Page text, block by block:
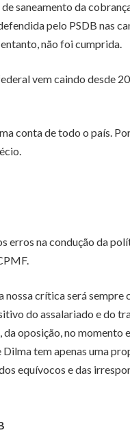
saneamento da
pelo PSDB nas
não foi cumprida.
vem caindo desde
conta de todo o país.
na condução da
crítica será sempre
do assalariado e do
oposição, no momento
tem apenas uma
equívocos e das